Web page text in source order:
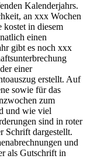
Kalenderjahrs.
an xxx Wochen
kostet in diesem
einen
gibt es noch xxx
einer
erstellt. Auf
sowie für das
zum
und wie viel
sind in roter
Schrift dargestellt.
und
als Gutschrift in